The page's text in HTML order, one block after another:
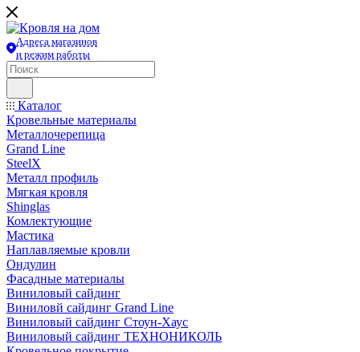
Адреса магазинов
и режим работы
Каталог
Кровельные материалы
Металлочерепица
Grand Line
SteelX
Металл профиль
Мягкая кровля
Shinglas
Комлектующие
Мастика
Наплавляемые кровли
Ондулин
Фасадные материалы
Виниловый сайдинг
Виниловй сайдинг Grand Line
Виниловый сайдинг Стоун-Хаус
Виниловый сайдинг ТЕХНОНИКОЛЬ